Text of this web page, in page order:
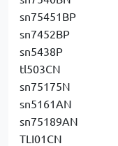
sn75451BP
sn7452BP
sn5438P
tl503CN
sn75175N
sn5161AN
sn75189AN
TLI01CN